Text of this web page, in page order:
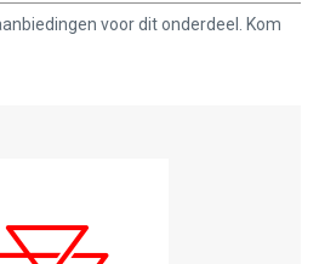
voor dit onderdeel. Kom